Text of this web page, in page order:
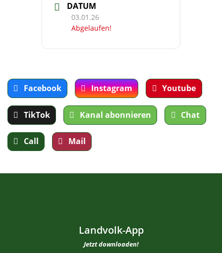
DATUM
03.01.26
Abgelaufen!
Facebook Instagram Youtube
TikTok Kanal abonnieren Chat
Call Mail
Landvolk-App
Jetzt downloaden!